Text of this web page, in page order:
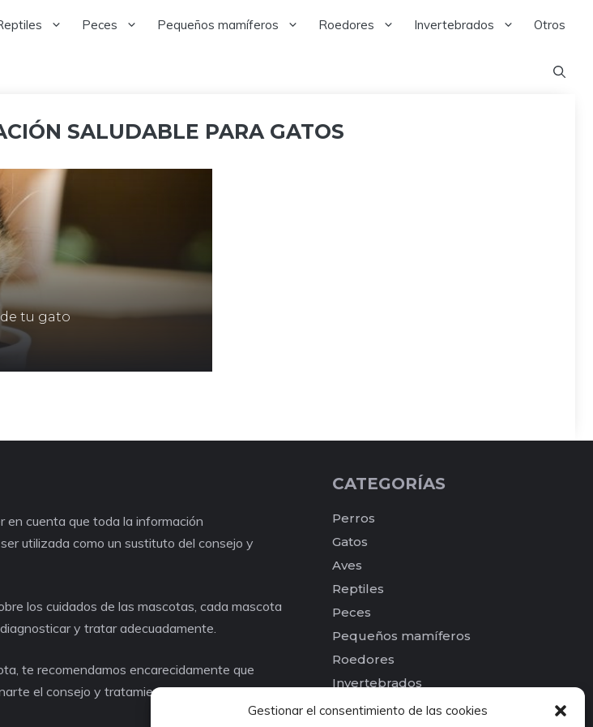
Gestionar el consentimiento de las cookies
Peces Pequeños mamíferos Roedores Invertebrados Otros
SALUDABLE PARA GATOS
tu gato
en cuenta que toda la información
utilizada como un sustituto del consejo y
los cuidados de las mascotas, cada mascota
y tratar adecuadamente.
te recomendamos encarecidamente que
el consejo y tratamiento adecuados para tu
CATEGORÍAS
Perros
Gatos
Aves
Reptiles
Peces
Pequeños mamíferos
Roedores
Invertebrados
Otros